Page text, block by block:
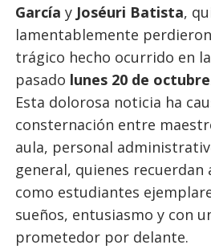
García y Joséuri Batista,
lamentablemente
trágico hecho ocurrido en
pasado lunes 20 de octubre
Esta dolorosa noticia ha
consternación entre
aula, personal
general, quienes recuerdan
como estudiantes
sueños, entusiasmo y con
prometedor por delante.